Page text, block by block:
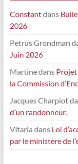
Constantdans
2026
Petrus Grondman
Juin 2026
Martinedans Projet
la Commission
Jacques Charpiot
d’un randonneur.
Vitaria dans Loi
par le ministère de